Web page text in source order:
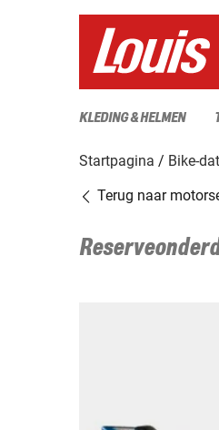
KLEDING & HELMEN
Startpagina Bike-
Terug naar